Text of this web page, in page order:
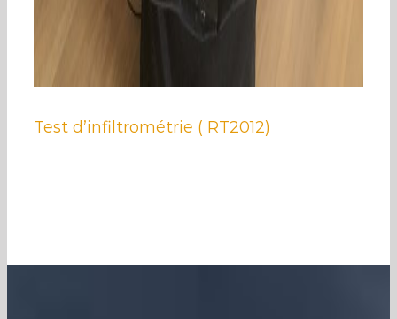
Test d’infiltrométrie ( RT2012)